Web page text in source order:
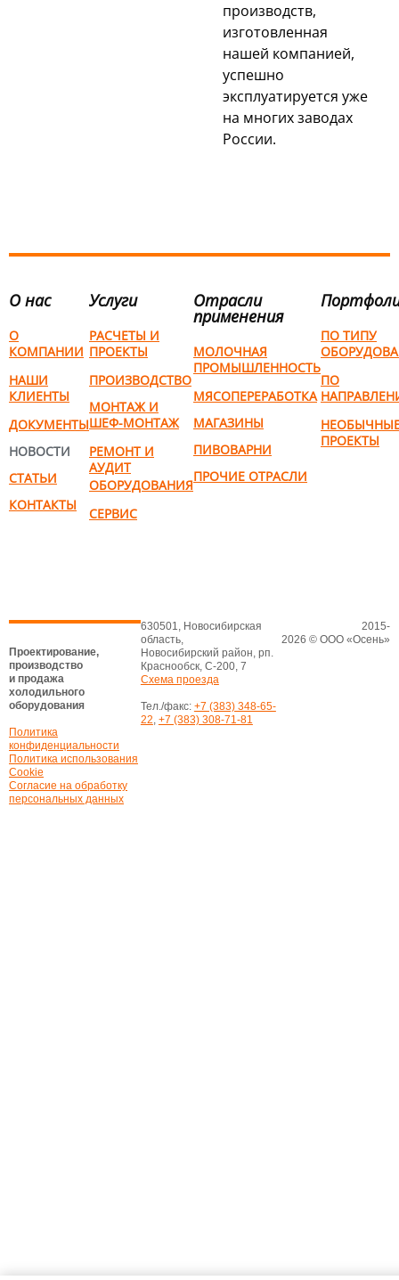
производств,
изготовленная
нашей компанией,
успешно
эксплуатируется уже
на многих заводах
России.
О нас
О
КОМПАНИИ
НАШИ
КЛИЕНТЫ
ДОКУМЕНТЫ
НОВОСТИ
СТАТЬИ
КОНТАКТЫ
Услуги
РАСЧЕТЫ И
ПРОЕКТЫ
ПРОИЗВОДСТВО
МОНТАЖ И
ШЕФ-МОНТАЖ
РЕМОНТ И
АУДИТ
ОБОРУДОВАНИЯ
СЕРВИС
Отрасли
применения
МОЛОЧНАЯ
ПРОМЫШЛЕННОСТЬ
МЯСОПЕРЕРАБОТКА
МАГАЗИНЫ
ПИВОВАРНИ
ПРОЧИЕ ОТРАСЛИ
ПО ТИПУ
ПО
ПРОЕКТЫ
Проектирование,
производство
и продажа
холодильного
оборудования
Политика
конфиденциальности
Политика использования
Cookie
Согласие на обработку
персональных данных
630501, Новосибирская
область,
Новосибирский район, рп.
Краснообск, С-200, 7
Схема проезда
Тел./факс: +7 (383) 348-65-
22, +7 (383) 308-71-81
2015-
2026 © ООО «Осень»